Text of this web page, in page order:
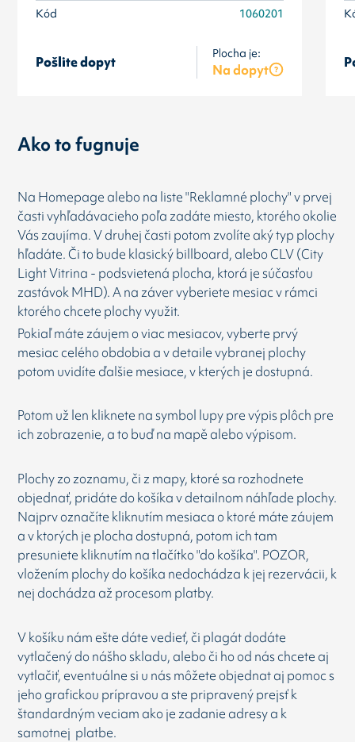
Kód 1060201
Pošlite dopyt
Plocha je:
Na dopyt
Ako to fugnuje
Na Homepage alebo na liste "Reklamné plochy" v prvej
časti vyhľadávacieho poľa zadáte miesto, ktorého okolie
Vás zaujíma. V druhej časti potom zvolíte aký typ plochy
hľadáte. Či to bude klasický billboard, alebo CLV (City
Light Vitrina - podsvietená plocha, ktorá je súčasťou
zastávok MHD). A na záver vyberiete mesiac v rámci
ktorého chcete plochy využit.
Pokiaľ máte záujem o viac mesiacov, vyberte prvý
mesiac celého obdobia a v detaile vybranej plochy
potom uvidíte ďalšie mesiace, v kterých je dostupná.
Potom už len kliknete na symbol lupy pre výpis plôch pre
ich zobrazenie, a to buď na mapě alebo výpisom.
Plochy zo zoznamu, či z mapy, ktoré sa rozhodnete
objednať, pridáte do košíka v detailnom náhľade plochy.
Najprv označíte kliknutím mesiaca o ktoré máte záujem
a v ktorých je plocha dostupná, potom ich tam
presuniete kliknutím na tlačítko "do košíka". POZOR,
vložením plochy do košíka nedochádza k jej rezervácii, k
nej dochádza až procesom platby.
V košíku nám ešte dáte vedieť, či plagát dodáte
vytlačený do nášho skladu, alebo či ho od nás chcete aj
vytlačiť, eventuálne si u nás môžete objednat aj pomoc s
jeho grafickou prípravou a ste pripravený prejsť k
štandardným veciam ako je zadanie adresy a k
samotnej platbe.